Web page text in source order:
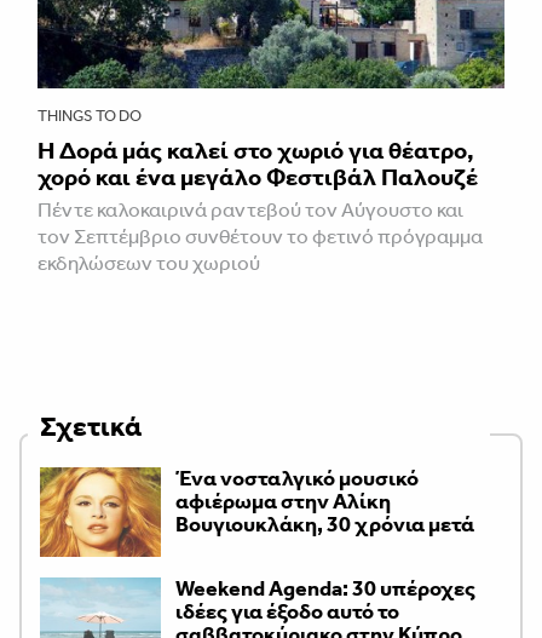
THINGS TO DO
Η Δορά μάς καλεί στο χωριό για θέατρο,
χορό και ένα μεγάλο Φεστιβάλ Παλουζέ
Πέντε καλοκαιρινά ραντεβού τον Αύγουστο και
τον Σεπτέμβριο συνθέτουν το φετινό πρόγραμμα
εκδηλώσεων του χωριού
Σχετικά
Ένα νοσταλγικό μουσικό
αφιέρωμα στην Αλίκη
Βουγιουκλάκη, 30 χρόνια μετά
Weekend Agenda: 30 υπέροχες
ιδέες για έξοδο αυτό το